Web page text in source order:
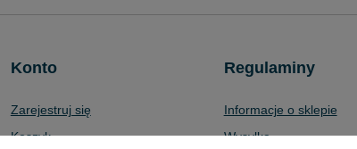
Konto
Zarejestruj się
Koszyk
Regulaminy
Informacje o sklepie
Wysyłka